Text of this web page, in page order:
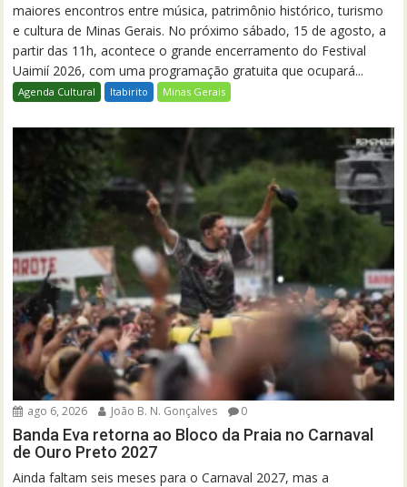
maiores encontros entre música, patrimônio histórico, turismo
e cultura de Minas Gerais. No próximo sábado, 15 de agosto, a
partir das 11h, acontece o grande encerramento do Festival
Uaimií 2026, com uma programação gratuita que ocupará...
Agenda Cultural Itabirito Minas Gerais
ago 6, 2026 João B. N. Gonçalves 0
Banda Eva retorna ao Bloco da Praia no Carnaval
de Ouro Preto 2027
Ainda faltam seis meses para o Carnaval 2027, mas a